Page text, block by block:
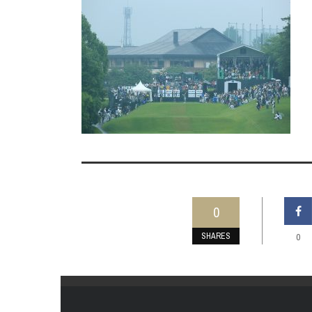
0
SHARES 0